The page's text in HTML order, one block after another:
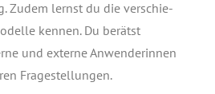
Zudem lernst du die ver­schie­
ken­nen. Du berätst
und exter­ne Anwen­de­rin­nen
Fragestellungen.